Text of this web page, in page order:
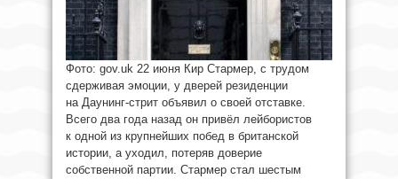
Фото: gov.uk 22 июня Кир Стармер, с трудом
сдерживая эмоции, у дверей резиденции
на Даунинг-стрит объявил о своей отставке.
Всего два года назад он привёл лейбористов
к одной из крупнейших побед в британской
истории, а уходил, потеряв доверие
собственной партии. Стармер стал шестым